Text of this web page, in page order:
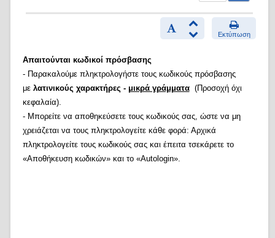
Εκτύπωση
Απαιτούνται κωδικοί πρόσβασης
- Παρακαλούμε πληκτρολογήστε τους κωδικούς πρόσβασης
με λατινικούς χαρακτήρες - μικρά γράμματα(Προσοχή όχι
κεφαλαία).
- Μπορείτε να αποθηκεύσετε τους κωδικούς σας, ώστε να μη
χρειάζεται να τους πληκτρολογείτε κάθε φορά: Αρχικά
πληκτρολογείτε τους κωδικούς σας και έπειτα τσεκάρετε το
«Αποθήκευση κωδικών» και το «Autologin».